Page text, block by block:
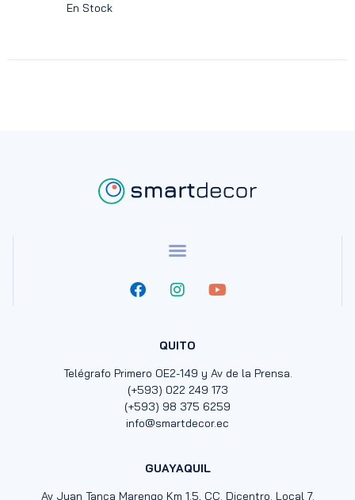
En Stock
QUITO
Telégrafo Primero OE2-149 y Av de la Prensa.
(+593) 022 249 173
(+593) 98 375 6259
info@smartdecor.ec
GUAYAQUIL
Av Juan Tanca Marengo Km 1.5, CC. Dicentro. Local 7.